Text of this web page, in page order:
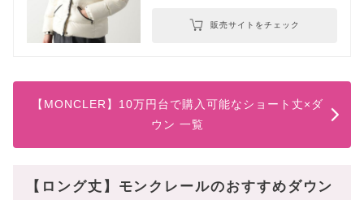
販売サイトをチェック
【MONCLER】10万円台で購入可能なショート丈×ダ
ウン 一覧
【ロング丈】モンクレールのおすすめダウン